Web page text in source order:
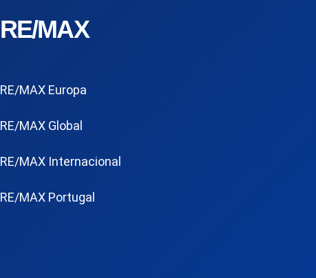
RE/MAX
RE/MAX Europa
RE/MAX Global
RE/MAX Internacional
RE/MAX Portugal